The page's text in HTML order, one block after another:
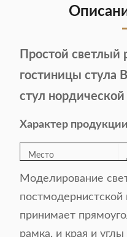
Простой
гостиницы стула
стул
Характер продукции
Место
Номер модели:
Моделирование
принимает
рамка, и края и